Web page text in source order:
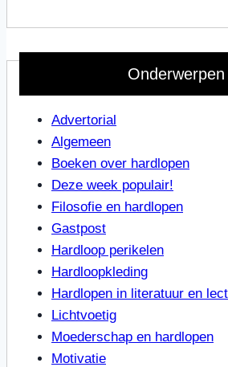
Onderwerpen
Advertorial
Algemeen
Boeken over hardlopen
Deze week populair!
Filosofie en hardlopen
Gastpost
Hardloop perikelen
Hardloopkleding
Hardlopen in literatuur en
Lichtvoetig
Moederschap en hardlopen
Motivatie